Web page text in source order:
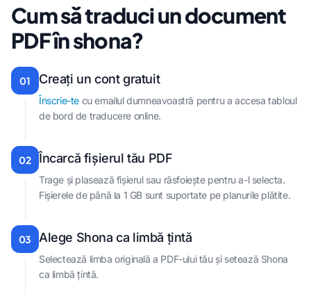
Cum să traduci un document
PDF în shona?
01 Creați un cont gratuit
Înscrie-te cu emailul dumneavoastră pentru a accesa tabloul
de bord de traducere online.
02 Încarcă fișierul tău PDF
Trage și plasează fișierul sau răsfoiește pentru a-l selecta.
Fișierele de până la 1 GB sunt suportate pe planurile plătite.
03 Alege Shona ca limbă țintă
Selectează limba originală a PDF-ului tău și setează Shona
ca limbă țintă.